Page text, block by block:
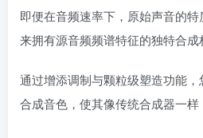
即便在音频速率下，原始声音的
来拥有源音频频谱特征的独特合成
通过增添调制与颗粒级塑造功能
合成音色，使其像传统合成器一样